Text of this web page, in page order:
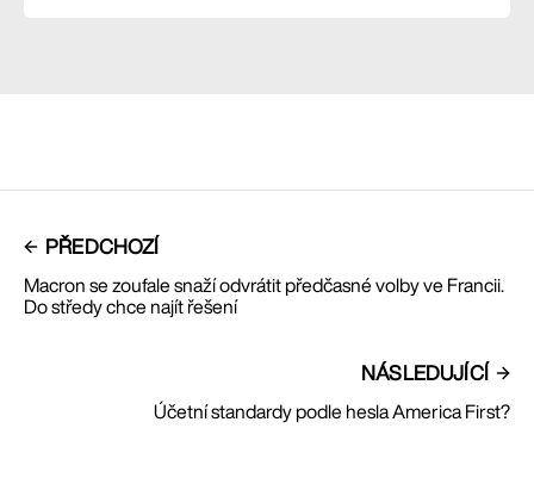
PŘEDCHOZÍ
Macron se zoufale snaží odvrátit předčasné volby ve Francii.
Do středy chce najít řešení
NÁSLEDUJÍCÍ
Účetní standardy podle hesla America First?